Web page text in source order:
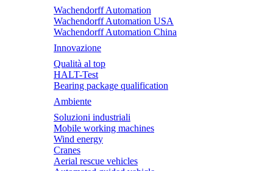
Wachendorff Automation
Wachendorff Automation USA
Wachendorff Automation China
Innovazione
Qualità al top
HALT-Test
Bearing package qualification
Ambiente
Soluzioni industriali
Mobile working machines
Wind energy
Cranes
Aerial rescue vehicles